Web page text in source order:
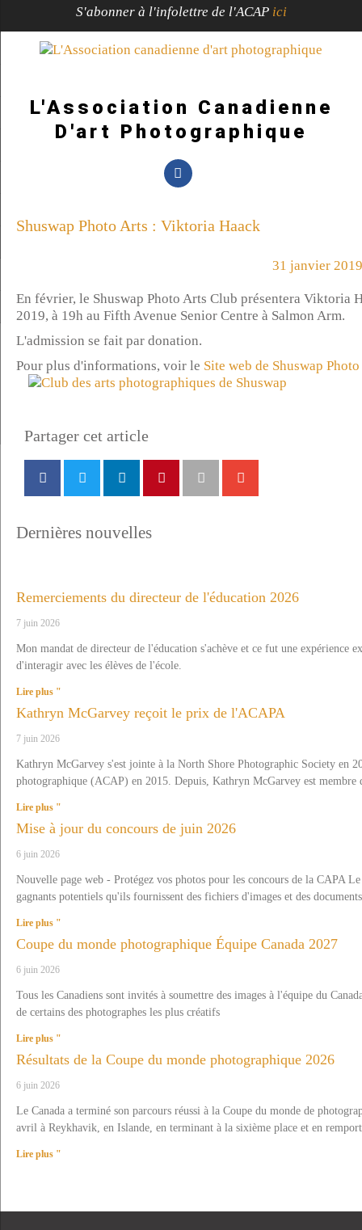
S'abonner à l'infolettre de l'ACAP ici
L'Association Canadienne
D'art Photographique
Shuswap Photo Arts : Viktoria Haack
31 janvier 2019
En février, le Shuswap Photo Arts Club présentera Viktoria
2019, à 19h au Fifth Avenue Senior Centre à Salmon Arm.
L'admission se fait par donation.
Pour plus d'informations, voir le Site web de Shuswap
Partager cet article
Dernières nouvelles
Remerciements du directeur de l'éducation 2026
7 juin 2026
Mon mandat de directeur de l'éducation s'achève et ce fut une expérience
d'interagir avec les élèves de l'école.
Lire plus "
Kathryn McGarvey reçoit le prix de l'ACAPA
7 juin 2026
Kathryn McGarvey s'est jointe à la North Shore Photographic Society en
photographique (ACAP) en 2015. Depuis, Kathryn McGarvey est
Lire plus "
Mise à jour du concours de juin 2026
6 juin 2026
Nouvelle page web - Protégez vos photos pour les concours de la CAPA
gagnants potentiels qu'ils fournissent des fichiers d'images et des
Lire plus "
Coupe du monde photographique Équipe Canada 2027
6 juin 2026
Tous les Canadiens sont invités à soumettre des images à l'équipe du
de certains des photographes les plus créatifs
Lire plus "
Résultats de la Coupe du monde photographique 2026
6 juin 2026
Le Canada a terminé son parcours réussi à la Coupe du monde de
avril à Reykhavik, en Islande, en terminant à la sixième place et en
Lire plus "